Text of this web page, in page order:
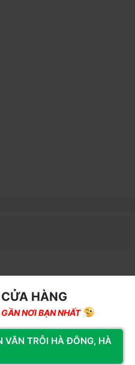
12700
Lake
HÀNG
NƠI BẠN NHẤT
VĂN TRỖI HÀ ĐÔNG, HÀ